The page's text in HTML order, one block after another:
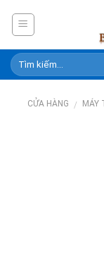
CỬA HÀNG / MÁY